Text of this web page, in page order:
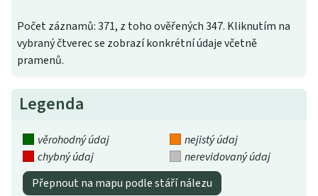
Počet záznamů: 371, z toho ověřených 347. Kliknutím na
vybraný čtverec se zobrazí konkrétní údaje včetně
pramenů.
Legenda
věrohodný údaj
nejistý údaj
chybný údaj
nerevidovaný údaj
Přepnout na mapu podle stáří nálezu